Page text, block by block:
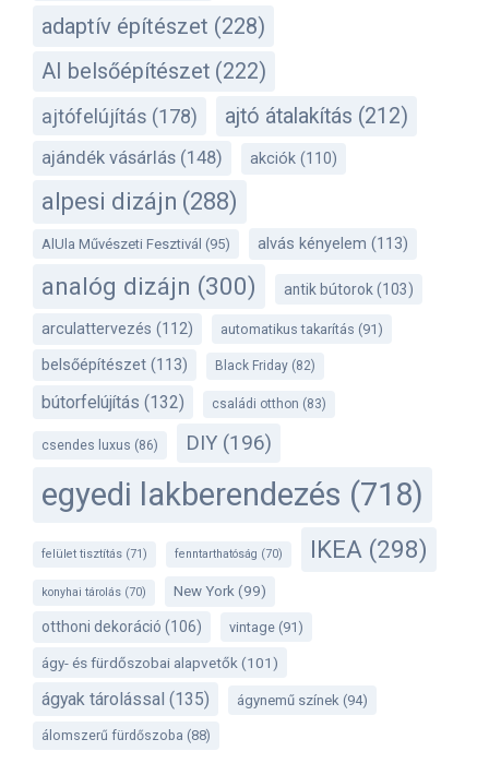
adaptív építészet (228)
AI belsőépítészet (222)
ajtófelújítás (178) ajtó átalakítás (212)
ajándék vásárlás (148) akciók (110)
alpesi dizájn (288)
AlUla Művészeti Fesztivál (95) alvás kényelem (113)
analóg dizájn (300) antik bútorok(103)
arculattervezés (112) automatikus takarítás (91)
belsőépítészet (113) Black Friday (82)
bútorfelújítás (132) családi otthon (83)
csendes luxus (86) DIY (196)
egyedi lakberendezés (718)
felület tisztítás (71) fenntarthatóság (70) IKEA (298)
konyhai tárolás (70) New York (99)
otthoni dekoráció (106) vintage (91)
ágy- és fürdőszobai alapvetők(101)
ágyak tárolással (135) ágynemű színek (94)
álomszerű fürdőszoba (88)